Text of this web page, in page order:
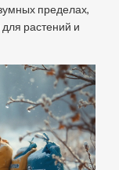
пределах,
растений и